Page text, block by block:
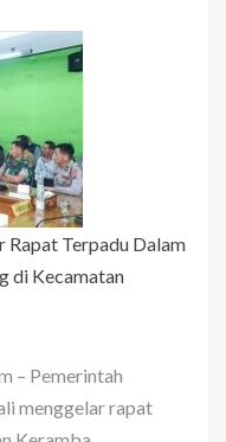
Terpadu Dalam
di Kecamatan
– Pemerintah
menggelar rapat